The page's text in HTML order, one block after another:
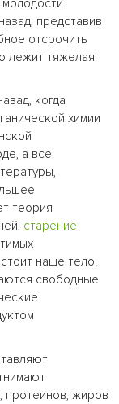
представив
отсрочить
лежит тяжелая
когда
химии
а все
теория
старение
наше тело.
свободные
протеинов, жиров